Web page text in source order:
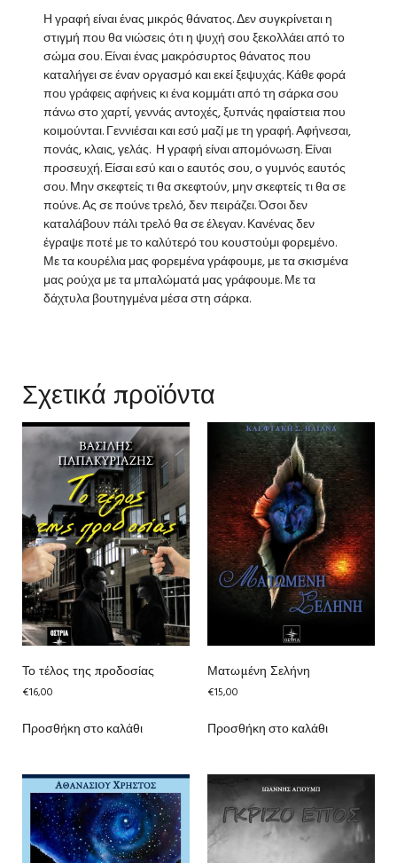
Η γραφή είναι ένας μικρός θάνατος. Δεν συγκρίνεται η
στιγμή που θα νιώσεις ότι η ψυχή σου ξεκολλάει από το
σώμα σου. Είναι ένας μακρόσυρτος θάνατος που
καταλήγει σε έναν οργασμό και εκεί ξεψυχάς. Κάθε φορά
που γράφεις αφήνεις κι ένα κομμάτι από τη σάρκα σου
πάνω στο χαρτί, γεννάς αντοχές, ξυπνάς ηφαίστεια που
κοιμούνται. Γεννιέσαι και εσύ μαζί με τη γραφή. Αφήνεσαι,
πονάς, κλαις, γελάς. Η γραφή είναι απομόνωση. Είναι
προσευχή. Είσαι εσύ και ο εαυτός σου, ο γυμνός εαυτός
σου. Μην σκεφτείς τι θα σκεφτούν, μην σκεφτείς τι θα σε
πούνε. Ας σε πούνε τρελό, δεν πειράζει. Όσοι δεν
καταλάβουν πάλι τρελό θα σε έλεγαν. Κανένας δεν
έγραψε ποτέ με το καλύτερό του κουστούμι φορεμένο.
Με τα κουρέλια μας φορεμένα γράφουμε, με τα σκισμένα
μας ρούχα με τα μπαλώματά μας γράφουμε. Με τα
δάχτυλα βουτηγμένα μέσα στη σάρκα.
Σχετικά προϊόντα
Το τέλος της προδοσίας
€16,00
Προσθήκη στο καλάθι
Ματωμένη Σελήνη
€15,00
Προσθήκη στο καλάθι